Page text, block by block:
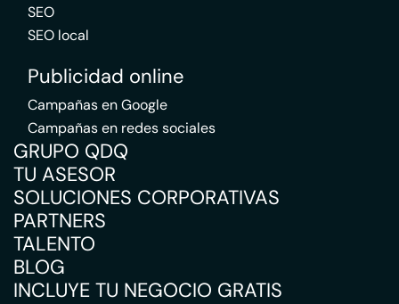
SEO
SEO local
Publicidad online
Campañas en Google
Campañas en redes sociales
GRUPO QDQ
TU ASESOR
SOLUCIONES CORPORATIVAS
PARTNERS
TALENTO
BLOG
INCLUYE TU NEGOCIO GRATIS